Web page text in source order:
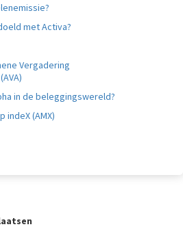
met Activa?
Vergadering
in de beleggingswereld?
indeX (AMX)